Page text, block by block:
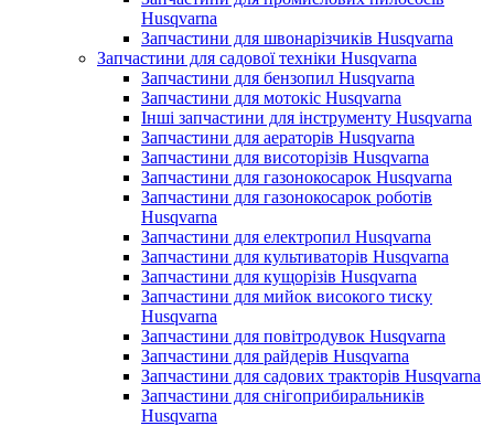
Husqvarna
Запчастини для швонарізчиків Husqvarna
Запчастини для садової техніки Husqvarna
Запчастини для бензопил Husqvarna
Запчастини для мотокіс Husqvarna
Інші запчастини для інструменту Husqvarna
Запчастини для аераторів Husqvarna
Запчастини для висоторізів Husqvarna
Запчастини для газонокосарок Husqvarna
Запчастини для газонокосарок роботів
Husqvarna
Запчастини для електропил Husqvarna
Запчастини для культиваторів Husqvarna
Запчастини для кущорізів Husqvarna
Запчастини для мийок високого тиску
Husqvarna
Запчастини для повітродувок Husqvarna
Запчастини для райдерів Husqvarna
Запчастини для садових тракторів Husqvarna
Запчастини для снігоприбиральників
Husqvarna